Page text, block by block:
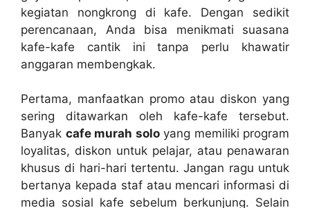
kegiatan nongkrong di kafe. Dengan sedikit
perencanaan, Anda bisa menikmati suasana
kafe-kafe cantik ini tanpa perlu khawatir
anggaran membengkak.
Pertama, manfaatkan promo atau diskon yang
sering ditawarkan oleh kafe-kafe tersebut.
Banyak cafe murah soloyang memiliki program
loyalitas, diskon untuk pelajar, atau penawaran
khusus di hari-hari tertentu. Jangan ragu untuk
bertanya kepada staf atau mencari informasi di
media sosial kafe sebelum berkunjung. Selain